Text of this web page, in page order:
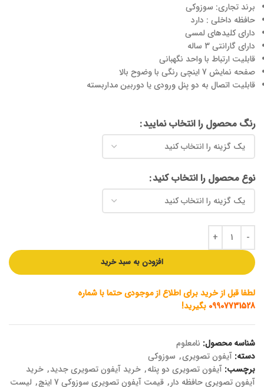
برند تجاری: سوزوکی
حافظه داخلی : دارد
دارای کلیدهای لمسی
دارای گارانتی 3 ساله
قابلیت ارتباط با واحد نگهبانی
صفحه نمایش 7 اینچی رنگی با وضوح بالا
قابلیت اتصال به دو پنل ورودی یا دوربین مداربسته
رنگ محصول را انتخاب نمایید
نوع محصول را انتخاب کنید
افزودن به سبد خرید
لطفا قبل از خرید برای اطلاع از موجودی حتما با شماره
09907731528 بگیرید!
شناسه محصول: نامعلوم
دسته: آیفون تصویری, سوزوکی
برچسب: آیفون تصویری دو پنله, خرید آیفون تصویری جدید, خرید
آیفون تصویری حافظه دار, قیمت آیفون تصویری سوزوکی 7 اینچ , لیست